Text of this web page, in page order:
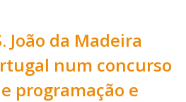
João da Madeira
num concurso
programação e